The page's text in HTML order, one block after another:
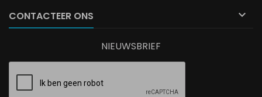
CONTACTEER ONS 
NIEUWSBRIEF